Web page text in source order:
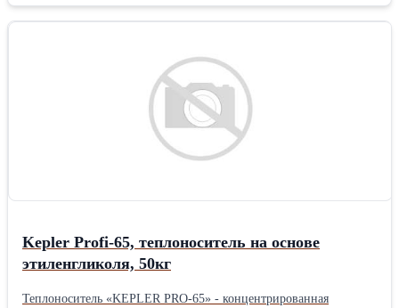
даже в случае полной кристаллизации (не расширяется). - Не
для электролизных котлов типа «ГАЛАН» - Не содержат
силикатов, нитратов, нитритов, фосфатов и боратов. - Наличие
флуоресцентного компонента позволяет оперативно
обнаруживать протечки. - Фасовка: 10кг, 20кг, 50кг. -
www.кеплер.рфПроизводитель: Собственное производство
Kepler Profi-65, теплоноситель на основе
этиленгликоля, 50кг
Теплоноситель «KEPLER PRO-65» - концентрированная